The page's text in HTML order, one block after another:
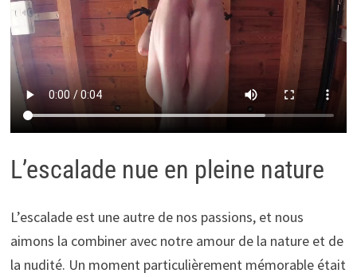
L’escalade nue en pleine nature
L’escalade est une autre de nos passions, et nous
aimons la combiner avec notre amour de la nature et de
la nudité. Un moment particulièrement mémorable était